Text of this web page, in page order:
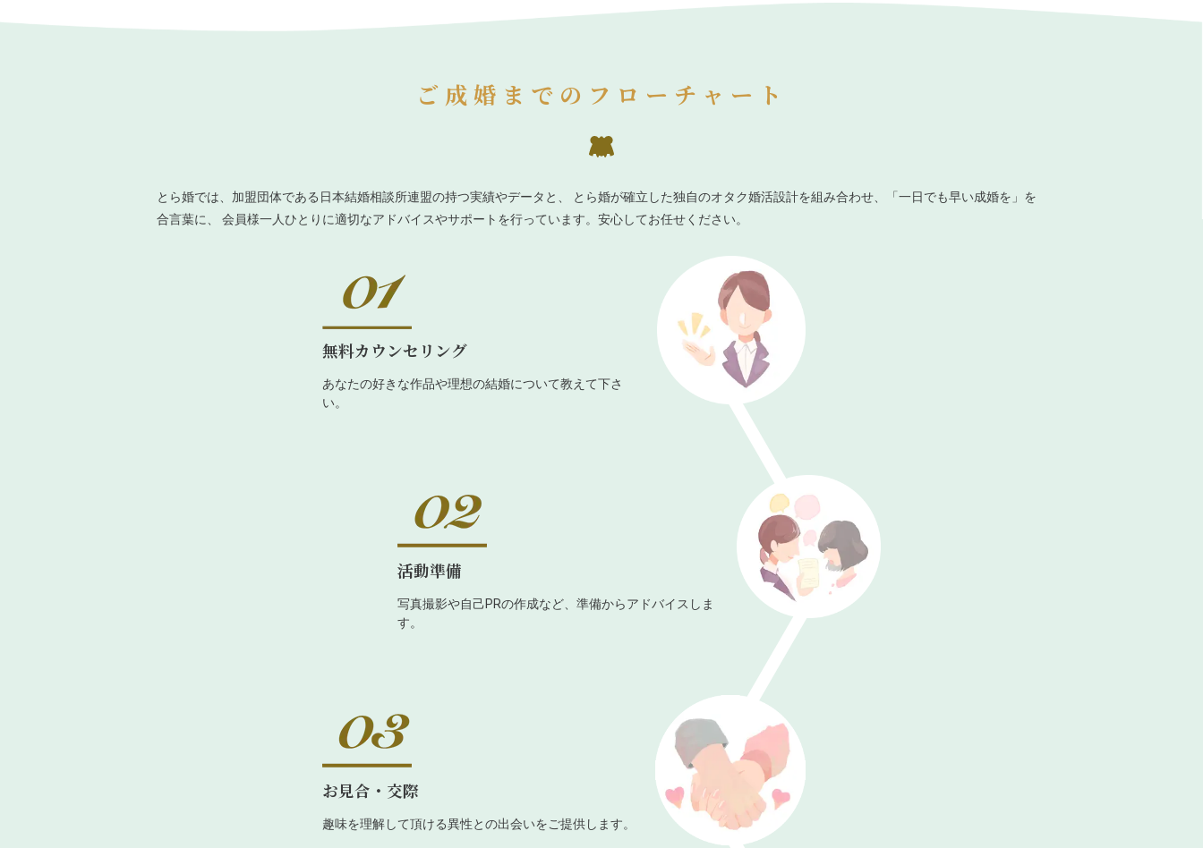
ご成婚までのフローチャート
とら婚では、加盟団体である日本結婚相談所連盟の持つ実績やデータと、 とら婚が確立した独自のオタク婚活設計を組み合わせ、「一日でも早い成婚を」を
合言葉に、 会員様一人ひとりに適切なアドバイスやサポートを行っています。安心してお任せください。
無料カウンセリング
あなたの好きな作品や理想の結婚について教えて下さ
い。
活動準備
写真撮影や自己PRの作成など、準備からアドバイスしま
す。
お見合・交際
趣味を理解して頂ける異性との出会いをご提供します。